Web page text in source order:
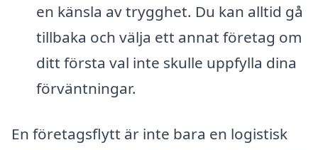
en känsla av trygghet. Du kan alltid gå
tillbaka och välja ett annat företag om
ditt första val inte skulle uppfylla dina
förväntningar.
En företagsflytt är inte bara en logistisk